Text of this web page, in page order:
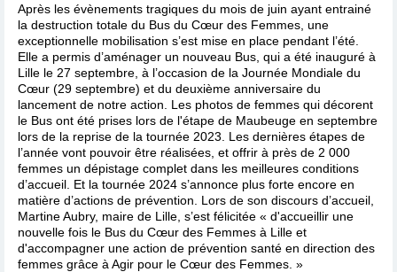
Après les évènements tragiques du mois de juin ayant entrainé
la destruction totale du Bus du Cœur des Femmes, une
exceptionnelle mobilisation s’est mise en place pendant l’été.
Elle a permis d’aménager un nouveau Bus, qui a été inauguré à
Lille le 27 septembre, à l’occasion de la Journée Mondiale du
Cœur (29 septembre) et du deuxième anniversaire du
lancement de notre action. Les photos de femmes qui décorent
le Bus ont été prises lors de l'étape de Maubeuge en septembre
lors de la reprise de la tournée 2023. Les dernières étapes de
l’année vont pouvoir être réalisées, et offrir à près de 2 000
femmes un dépistage complet dans les meilleures conditions
d’accueil. Et la tournée 2024 s’annonce plus forte encore en
matière d’actions de prévention. Lors de son discours d’accueil,
Martine Aubry, maire de Lille, s’est félicitée « d'accueillir une
nouvelle fois le Bus du Cœur des Femmes à Lille et
d'accompagner une action de prévention santé en direction des
femmes grâce à Agir pour le Cœur des Femmes. »